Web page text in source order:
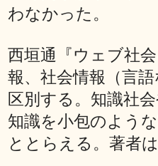
わなかった。
西垣通『ウェブ社
報、社会情報（言
区別する。知識社
知識を小包のよう
ととらえる。著者